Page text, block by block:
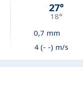
27°
18°
0,7 mm
4 (- -) m/s